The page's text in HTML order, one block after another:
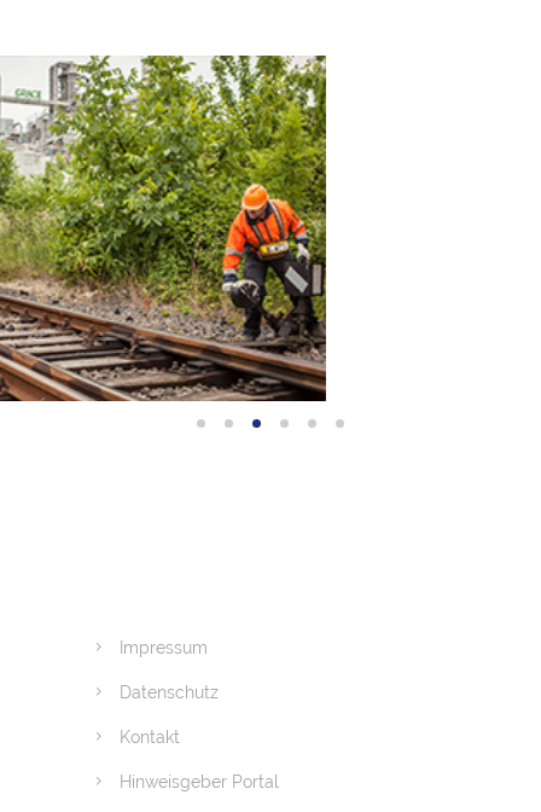
Impressum
Datenschutz
Kontakt
Hinweisgeber Portal